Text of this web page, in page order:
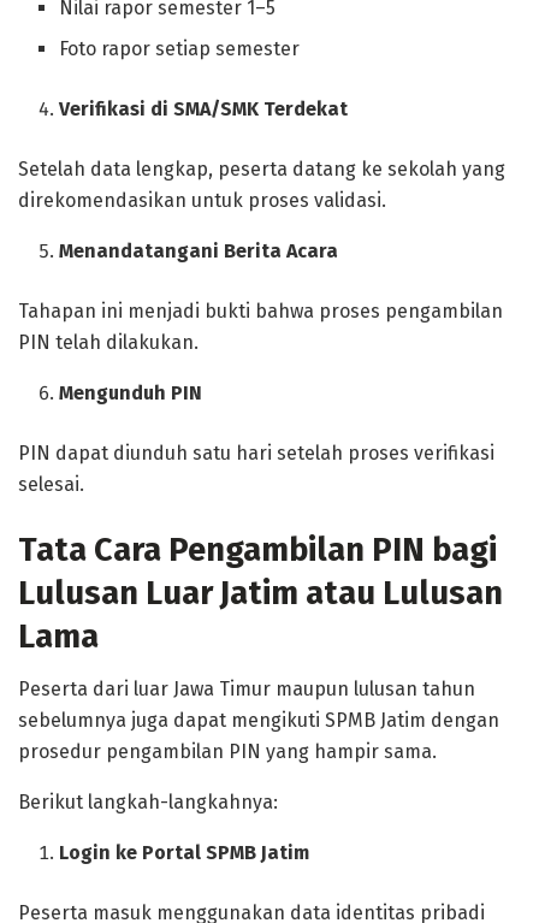
Nilai rapor semester 1–5
Foto rapor setiap semester
Verifikasi di SMA/SMK Terdekat
Setelah data lengkap, peserta datang ke sekolah yang
direkomendasikan untuk proses validasi.
Menandatangani Berita Acara
Tahapan ini menjadi bukti bahwa proses pengambilan
PIN telah dilakukan.
Mengunduh PIN
PIN dapat diunduh satu hari setelah proses verifikasi
selesai.
Tata Cara Pengambilan PIN bagi
Lulusan Luar Jatim atau Lulusan
Lama
Peserta dari luar Jawa Timur maupun lulusan tahun
sebelumnya juga dapat mengikuti SPMB Jatim dengan
prosedur pengambilan PIN yang hampir sama.
Berikut langkah-langkahnya:
Login ke Portal SPMB Jatim
Peserta masuk menggunakan data identitas pribadi